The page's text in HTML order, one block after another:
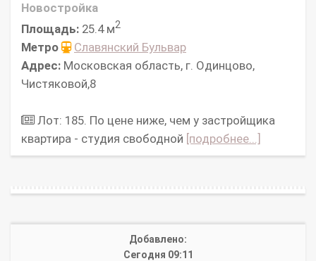
Новостройка
Площадь: 25.4 м2
Метро
Славянский Бульвар
Адрес: Московская область, г. Одинцово,
Чистяковой,8
Лот: 185. По цене ниже, чем у застройщика
квартира - студия свободной [подробнее...]
Добавлено:
Сегодня 09:11